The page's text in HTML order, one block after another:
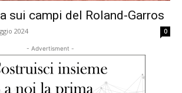
sui campi del Roland-Garros
2024 0
- Advertisment -